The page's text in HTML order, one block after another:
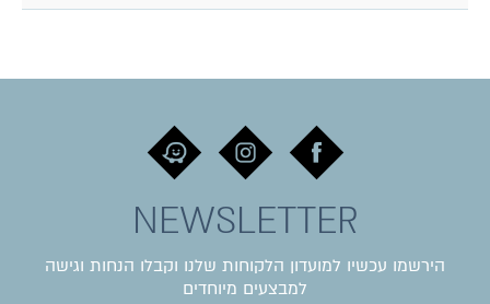
NEWSLETTER
הירשמו עכשיו למועדון הלקוחות שלנו וקבלו הנחות וגישה
למבצעים מיוחדים